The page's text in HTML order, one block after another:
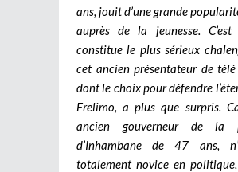
ans, jouit d’une grande
auprès de la jeunesse. C’est
constitue le plus sérieux
cet ancien présentateur de
dont le choix pour défendre
Frelimo, a plus que surpris.
ancien gouverneur de la
d’Inhambane de 47 ans,
totalement novice en